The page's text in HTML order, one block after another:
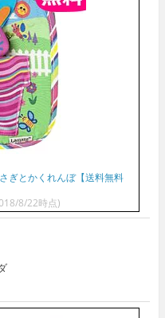
ぎとかくれんぼ【送料無料
8/22時点)